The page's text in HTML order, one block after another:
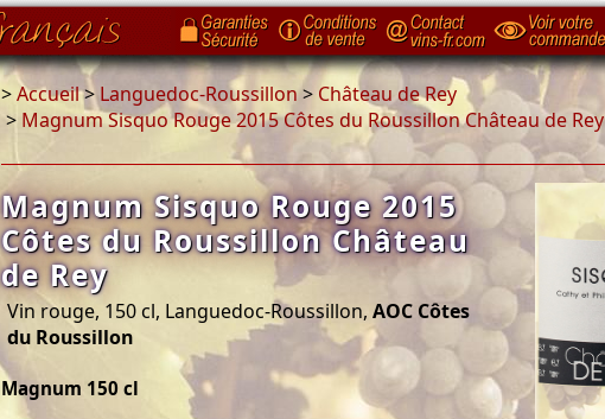
>Accueil>Languedoc-Roussillon> Château de Rey
> Magnum Sisquo Rouge 2015 Côtes du Roussillon Château de Rey
Magnum Sisquo Rouge 2015
Côtes du Roussillon Château
de Rey
Vin rouge, 150 cl, Languedoc-Roussillon, AOC Côtes
du Roussillon
Magnum 150 cl